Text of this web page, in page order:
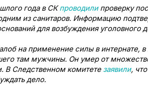
года в СКпроводилипроверку
из санитаров. Информацию
для возбуждения уголовного
на применение силы в интернате,
там мужчины. Он умер от
В Следственном комитете заявили,
дело.